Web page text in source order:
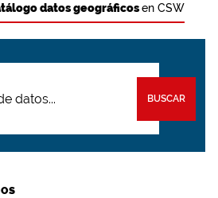
datos geográficosen CSW
BUSCAR